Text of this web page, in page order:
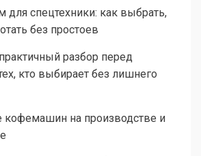
для спецтехники: как выбрать,
без простоев
разбор перед
кто выбирает без лишнего
кофемашин на производстве и